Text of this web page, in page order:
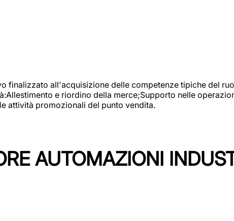
finalizzato all'acquisizione delle competenze tipiche del
e riordino della merce;Supporto nelle
attività promozionali del punto vendita.
AUTOMAZIONI